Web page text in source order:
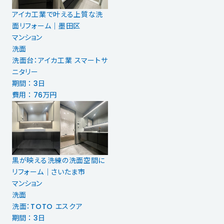
アイカ工業で叶える上質な洗
面リフォーム｜墨田区
マンション
洗面
洗面台：アイカ工業 スマートサ
ニタリー
期間 ： 3日
費用 ： 76万円
黒が映える洗練の洗面空間に
リフォーム｜さいたま市
マンション
洗面
洗面：TOTO エスクア
期間 ： 3日